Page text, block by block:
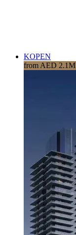
KOPEN
from AED 2.1M